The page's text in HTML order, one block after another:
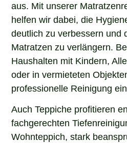
aus. Mit unserer
helfen wir dabei, die
deutlich zu verbessern und
Matratzen zu verlängern.
Haushalten mit Kindern,
oder in vermieteten
professionelle Reinigung
Auch Teppiche profitieren
fachgerechten
Wohnteppich, stark